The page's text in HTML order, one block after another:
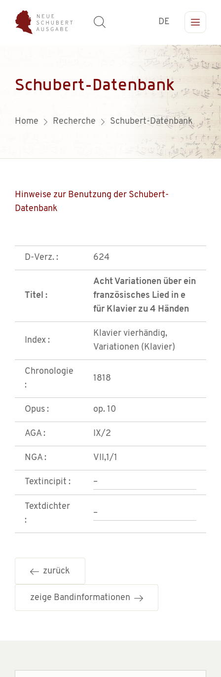
DE
Schubert-Datenbank
Home Recherche Schubert-Datenbank
Hinweise zur Benutzung der Schubert-
Datenbank
D-Verz. : 624
Titel :
Acht Variationen über ein
französisches Lied in e
für Klavier zu 4 Händen
Index :
Klavier vierhändig,
Variationen (Klavier)
Chronologie
:
1818
Opus : op. 10
AGA : IX/2
NGA : VII,1/1
Textincipit : –
Textdichter
:
–
zurück
zeige Bandinformationen